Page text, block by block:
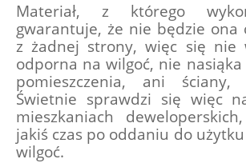
Materiał, z którego
gwarantuje, że nie będzie ona
z żadnej strony, więc się nie
odporna na wilgoć, nie
pomieszczenia, ani ściany,
Świetnie sprawdzi się więc
mieszkaniach
jakiś czas po oddaniu do
wilgoć.